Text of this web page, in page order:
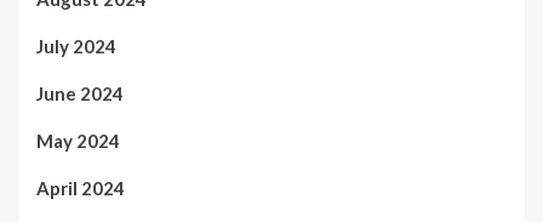
July 2024
June 2024
May 2024
April 2024